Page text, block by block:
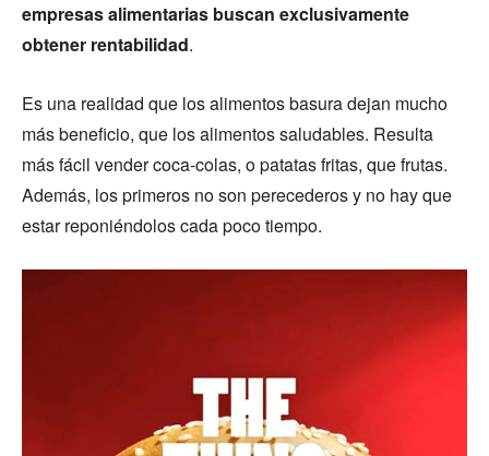
empresas alimentarias buscan exclusivamente
obtener rentabilidad.
Es una realidad que los alimentos basura dejan mucho
más beneficio, que los alimentos saludables. Resulta
más fácil vender coca-colas, o patatas fritas, que frutas.
Además, los primeros no son perecederos y no hay que
estar reponiéndolos cada poco tiempo.